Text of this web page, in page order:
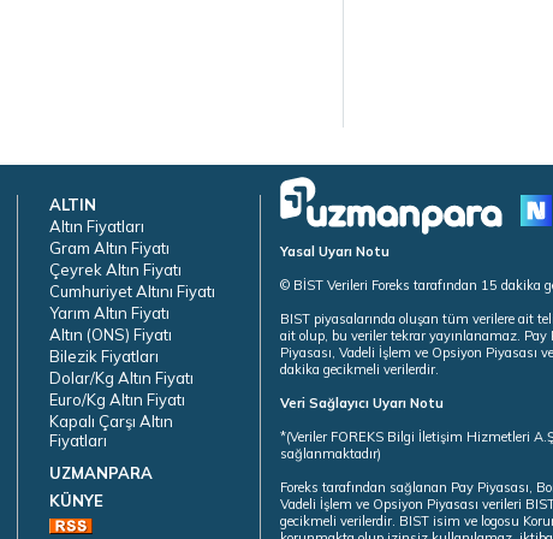
ALTIN
Altın Fiyatları
Gram Altın Fiyatı
Çeyrek Altın Fiyatı
Cumhuriyet Altını Fiyatı
Yarım Altın Fiyatı
Altın (ONS) Fiyatı
Bilezik Fiyatları
Dolar/Kg Altın Fiyatı
Euro/Kg Altın Fiyatı
Kapalı Çarşı Altın
Fiyatları
UZMANPARA
KÜNYE
Yasal Uyarı Notu
© BİST Verileri Foreks tarafından 15 dakika
BIST piyasalarında oluşan tüm verilere ait
ait olup, bu veriler tekrar yayınlanamaz. Pay
Piyasası, Vadeli İşlem ve Opsiyon Piyasası
dakika gecikmeli verilerdir.
Veri Sağlayıcı Uyarı Notu
*(Veriler FOREKS Bilgi İletişim Hizmetleri
sağlanmaktadır)
Foreks tarafından sağlanan Pay Piyasası,
Vadeli İşlem ve Opsiyon Piyasası verileri
gecikmeli verilerdir. BIST isim ve logosu